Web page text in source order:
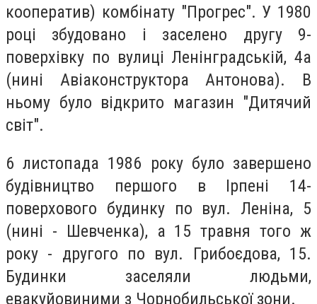
кооператив) комбінату "Прогрес". У 1980
році збудовано і заселено другу 9-
поверхівку по вулиці Ленінградській, 4а
(нині Авіаконструктора Антонова). В
ньому було відкрито магазин "Дитячий
світ".
6 листопада 1986 року було завершено
будівництво першого в Ірпені 14-
поверхового будинку по вул. Леніна, 5
(нині - Шевченка), а 15 травня того ж
року - другого по вул. Грибоєдова, 15.
Будинки заселяли людьми,
евакуйовиними з Чорнобильської зони.